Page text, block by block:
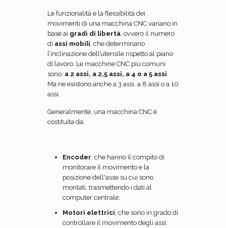
Le funzionalità e la flessibilità dei
movimenti di una macchina CNC variano in
base ai gradi di libertà, ovvero il numero
di assi mobili, che determinano
l’inclinazione dell’utensile rispetto al piano
di lavoro. Le macchine CNC più comuni
sono: a 2 assi, a 2,5 assi, a 4 o a 5 assi.
Ma ne esistono anche a 3 assi, a 8 assi o a 10
assi.
Generalmente, una macchina CNC è
costituita da:
Encoder, che hanno il compito di
monitorare il movimento e la
posizione dell'asse su cui sono
montati, trasmettendo i dati al
computer centrale;
Motori elettrici, che sono in grado di
controllare il movimento degli assi;